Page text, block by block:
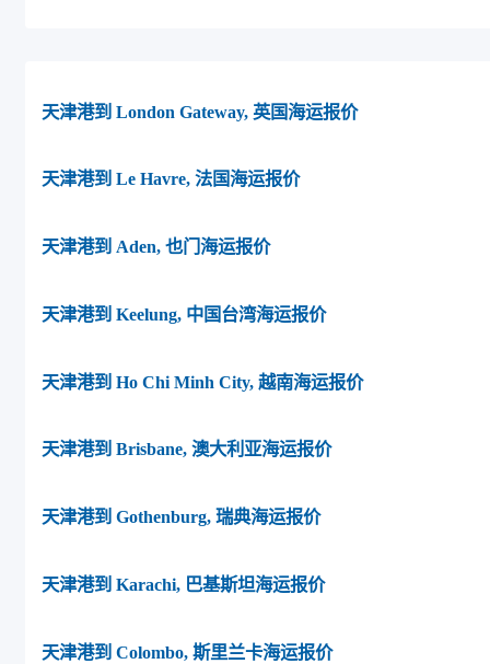
天津港到 London Gateway, 英国海运报价
天津港到 Le Havre, 法国海运报价
天津港到 Aden, 也门海运报价
天津港到 Keelung, 中国台湾海运报价
天津港到 Ho Chi Minh City, 越南海运报价
天津港到 Brisbane, 澳大利亚海运报价
天津港到 Gothenburg, 瑞典海运报价
天津港到 Karachi, 巴基斯坦海运报价
天津港到 Colombo, 斯里兰卡海运报价